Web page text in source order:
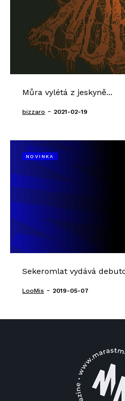
Můra vylétá z jeskyně...
bizzaro - 2021-02-19
NOVINKA
Sekeromlat vydává
LooMis - 2019-05-07